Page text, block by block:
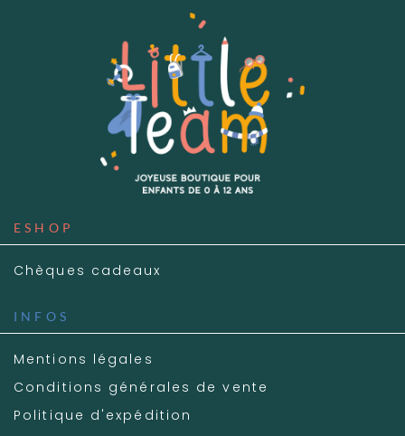
ESHOP
Chèques cadeaux
INFOS
Mentions légales
Conditions générales de vente
Politique d'expédition